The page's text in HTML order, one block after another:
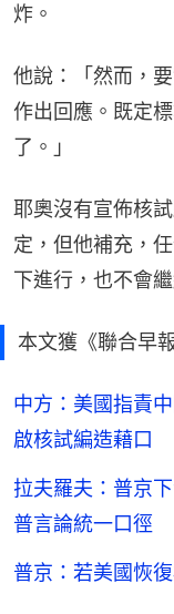
炸。
他說：「然而，
作出回應。既定
了。」
耶奧沒有宣佈核
定，但他補充，
下進行，也不會
本文獲《聯合早
中方：美國指責
啟核試編造藉口
拉夫羅夫：普京
普言論統一口徑
普京：若美國恢